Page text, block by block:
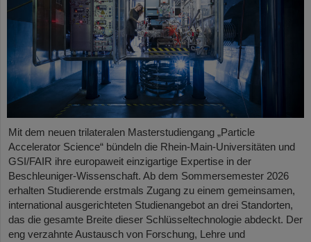
Mit dem neuen trilateralen Masterstudiengang „Particle
Accelerator Science“ bündeln die Rhein-Main-Universitäten und
GSI/FAIR ihre europaweit einzigartige Expertise in der
Beschleuniger-Wissenschaft. Ab dem Sommersemester 2026
erhalten Studierende erstmals Zugang zu einem gemeinsamen,
international ausgerichteten Studienangebot an drei Standorten,
das die gesamte Breite dieser Schlüsseltechnologie abdeckt. Der
eng verzahnte Austausch von Forschung, Lehre und